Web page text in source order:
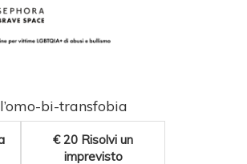
bi-transfobia
€ 20 Risolvi un
imprevisto